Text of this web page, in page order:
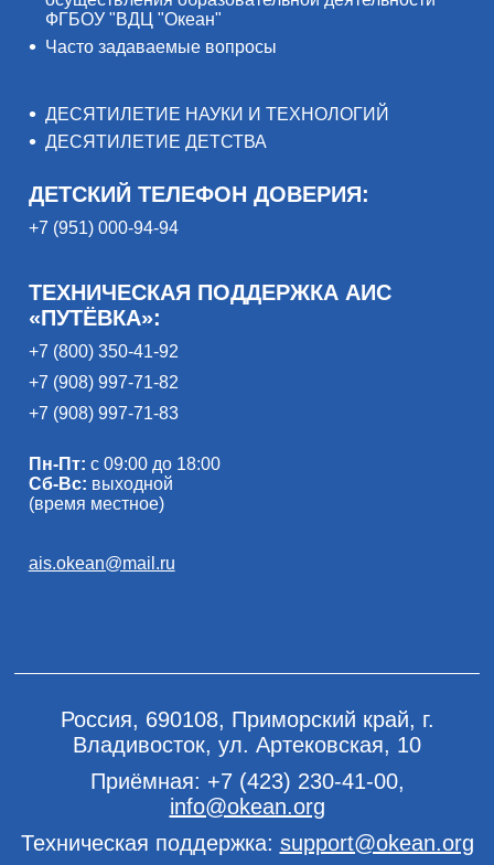
ФГБОУ "ВДЦ "Океан"
Часто задаваемые вопросы
ДЕСЯТИЛЕТИЕ НАУКИ И ТЕХНОЛОГИЙ
ДЕСЯТИЛЕТИЕ ДЕТСТВА
ДЕТСКИЙ ТЕЛЕФОН ДОВЕРИЯ:
+7 (951) 000-94-94
ТЕХНИЧЕСКАЯ ПОДДЕРЖКА АИС
«ПУТЁВКА»:
+7 (800) 350-41-92
+7 (908) 997-71-82
+7 (908) 997-71-83
Пн-Пт: с 09:00 до 18:00
Сб-Вс: выходной
(время местное)
ais.okean@mail.ru
Россия, 690108, Приморский край, г.
Владивосток, ул. Артековская, 10
Приёмная: +7 (423) 230-41-00,
info@okean.org
Техническая поддержка: support@okean.org